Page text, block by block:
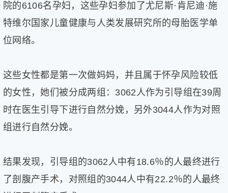
人
物
活
科
流
言
奇
问
图
片
滚
院的6106名孕妇，这些孕妇参加了尤尼斯·肯尼迪·施
特维尔国家儿童健康与人类发展研究所的母胎医学单
位网络。
这些女性都是第一次做妈妈，并且属于怀孕风险较低
的女性，她们被分成两组：3062人作为引导组在39周
时在医生引导下进行自然分娩，另外3044人作为对照
组进行自然分娩。
结果发现，引导组的3062人中有18.6％的人最终进行
了剖腹产手术，对照组的3044人中有22.2％的人最终